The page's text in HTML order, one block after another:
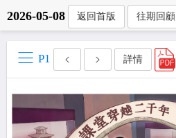
2026-05-08 返回首版 往期回顧
P1 詳情
點擊複製